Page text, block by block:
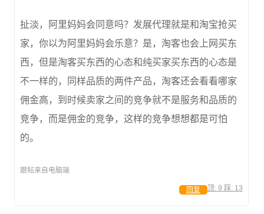
扯淡，阿里妈妈会同意吗？发展代理就是和淘宝抢买
家，你以为阿里妈妈会乐意？是，淘客也会上网买东
西，但是淘客买东西的心态和纯买家买东西的心态是
不一样的，同样品质的两件产品，淘客还会看看哪家
佣金高，到时候卖家之间的竞争就不是服务和品质的
竞争，而是佣金的竞争，这样的竞争想想都是可怕
的。
跟帖来自电脑端
顶: 9 踩: 13
回复